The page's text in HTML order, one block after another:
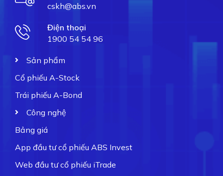
cskh@abs.vn
Điện thoại
1900 54 54 96
Sản phẩm
Cổ phiếu A-Stock
Trái phiếu A-Bond
Công nghệ
Bảng giá
App đầu tư cổ phiếu ABS Invest
Web đầu tư cổ phiếu iTrade